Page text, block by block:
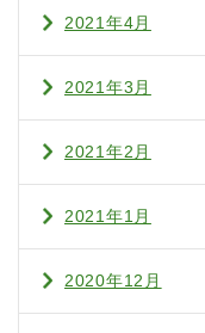
2021年4月
2021年3月
2021年2月
2021年1月
2020年12月